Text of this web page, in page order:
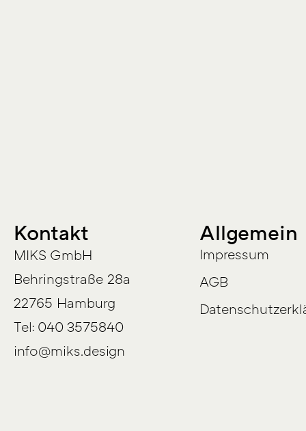
Kontakt
MIKS GmbH
Behringstraße 28a
22765 Hamburg
Tel: 040 3575840
info@miks.design
Allgemein
Impressum
AGB